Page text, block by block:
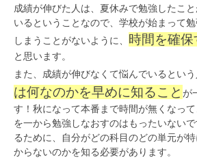
成績が伸びた人は、夏休みで勉強したこ
いるということなので、学校が始まって
しまうことがないように、 時間を確保
と思います。
また、成績が伸びなくて悩んでいるという
は何なのかを早めに知ること が
す！秋になって本番まで時間が無くなっ
を一から勉強しなおすのはもったいない
るために、自分がどの科目のどの単元が
からないのかを知る必要があります。